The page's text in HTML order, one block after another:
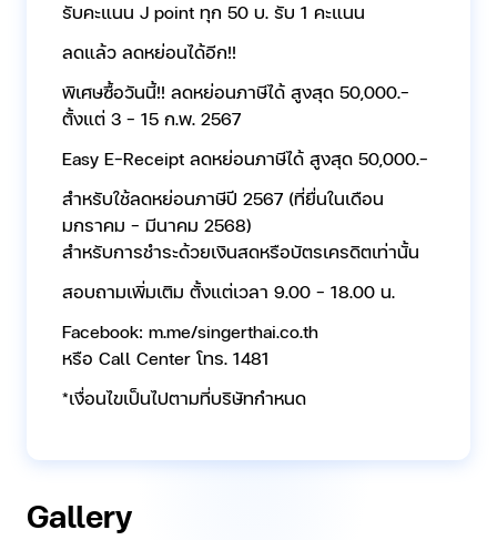
รับคะแนน J point ทุก 50 บ. รับ 1 คะแนน
ลดแล้ว ลดหย่อนได้อีก!!
พิเศษซื้อวันนี้!! ลดหย่อนภาษีได้ สูงสุด 50,000.-
ตั้งแต่ 3 - 15 ก.พ. 2567
Easy E-Receipt ลดหย่อนภาษีได้ สูงสุด 50,000.-
สำหรับใช้ลดหย่อนภาษีปี 2567 (ที่ยื่นในเดือน
มกราคม - มีนาคม 2568)
สำหรับการชำระด้วยเงินสดหรือบัตรเครดิตเท่านั้น
สอบถามเพิ่มเติม ตั้งแต่เวลา 9.00 - 18.00 น.
Facebook: m.me/singerthai.co.th
หรือ Call Center โทร. 1481
*เงื่อนไขเป็นไปตามที่บริษัทกำหนด
Gallery